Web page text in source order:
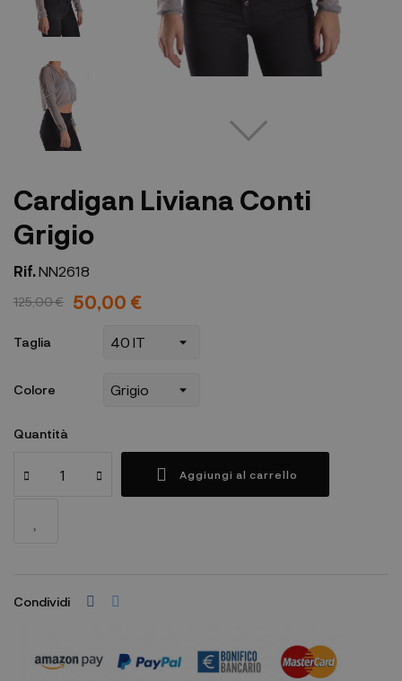
Cardigan Liviana Conti
Grigio
Rif.NN2618
125,00 € 50,00 €
Taglia
Colore
Quantità
Aggiungi al carrello
Condividi